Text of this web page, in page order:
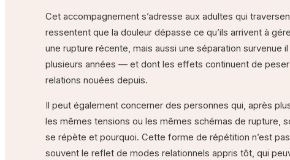
Cet accompagnement s’adresse aux adultes qui
ressentent que la douleur dépasse ce qu’ils arrivent à
une rupture récente, mais aussi une séparation survenue
plusieurs années — et dont les effets continuent de
relations nouées depuis.
Il peut également concerner des personnes qui, après
les mêmes tensions ou les mêmes schémas de rupture,
se répète et pourquoi. Cette forme de répétition n’est
souvent le reflet de modes relationnels appris tôt, qui